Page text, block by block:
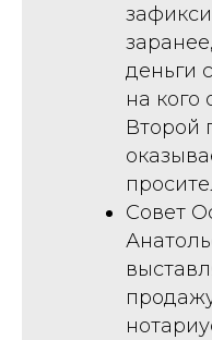
деньги
на кого
Второй
Совет